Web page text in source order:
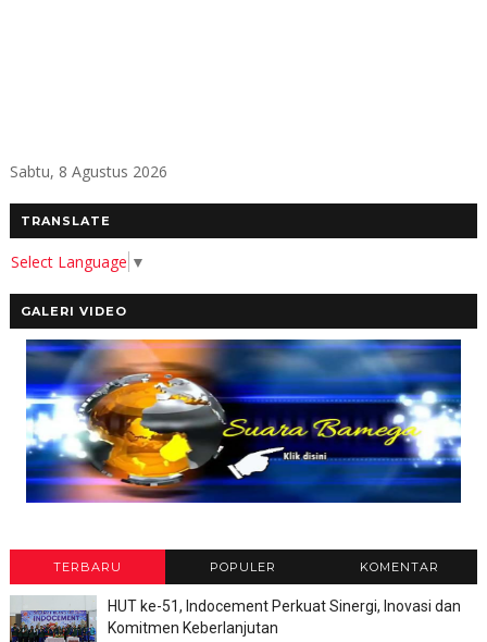
Sabtu, 8 Agustus 2026
TRANSLATE
Select Language ▼
GALERI VIDEO
TERBARU POPULER KOMENTAR
HUT ke-51, Indocement Perkuat Sinergi, Inovasi dan
Komitmen Keberlanjutan